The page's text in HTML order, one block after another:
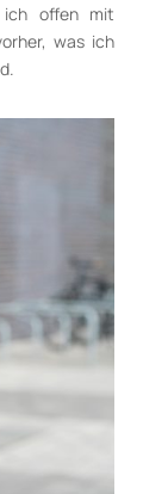
ich offen mit
was ich